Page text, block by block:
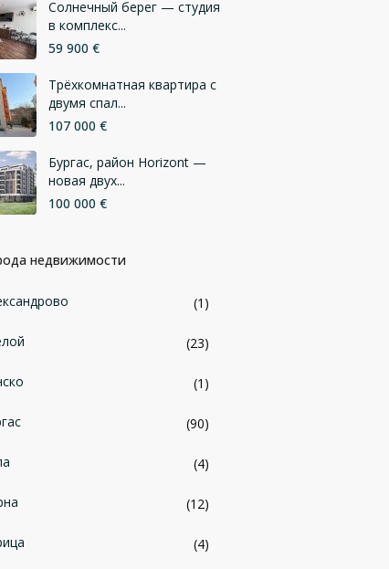
Солнечный берег — студия
в комплекс...
59 900 €
Трёхкомнатная квартира с
двумя спал...
107 000 €
Бургас, район Horizont —
новая двух...
100 000 €
недвижимости
(1)
(23)
(1)
(90)
(4)
(12)
(4)